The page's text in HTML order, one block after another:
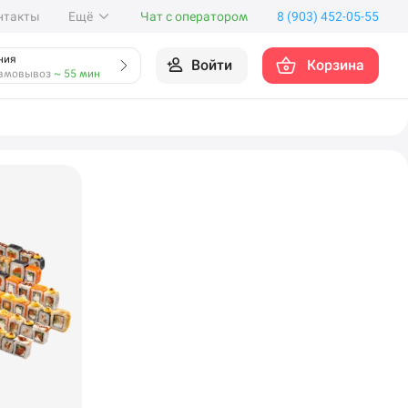
Ещё Чат с оператором 8 (903) 452-05-55
~ 55 мин Войти Корзина